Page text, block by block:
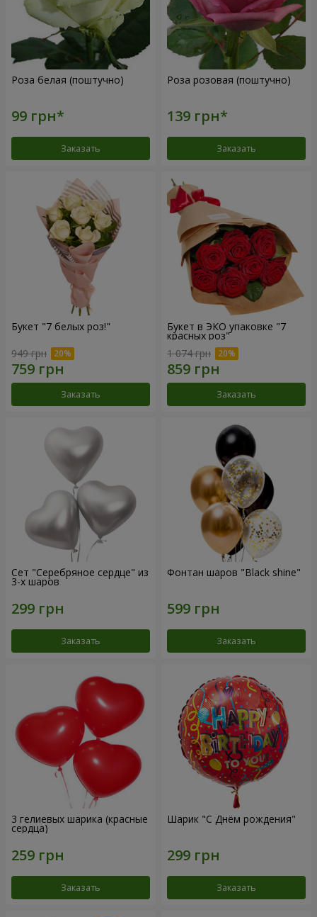
Роза белая (поштучно)
Заказать
Роза розовая (поштучно)
Заказать
Букет "7 белых роз!"
949 грн
Заказать
Букет в ЭКО упаковке "7
красных роз"
1 074 грн
Заказать
Сет "Серебряное сердце" из
3-х шаров
Заказать
Фонтан шаров "Black shine"
Заказать
3 гелиевых шарика (красные
сердца)
Заказать
Шарик "С Днём рождения"
Заказать